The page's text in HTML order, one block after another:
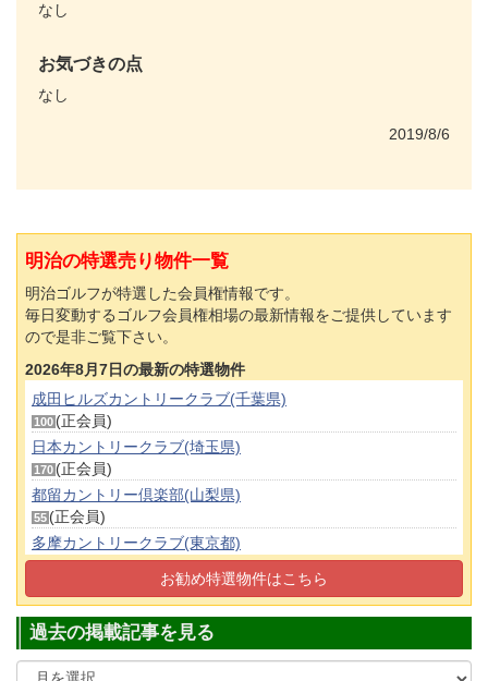
なし
お気づきの点
なし
2019/8/6
明治の特選売り物件一覧
明治ゴルフが特選した会員権情報です。
毎日変動するゴルフ会員権相場の最新情報をご提供しています
ので是非ご覧下さい。
2026年8月7日の最新の特選物件
成田ヒルズカントリークラブ(千葉県)
100 (正会員)
日本カントリークラブ(埼玉県)
170 (正会員)
都留カントリー倶楽部(山梨県)
55 (正会員)
多摩カントリークラブ(東京都)
(平日会員(土可))
狭山ゴルフ・クラブ(埼玉県)
お勧め特選物件はこちら
過去の掲載記事を見る